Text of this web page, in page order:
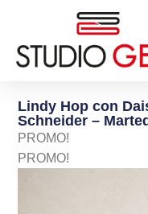
Lindy Hop con
Schneider –
PROMO!
PROMO!